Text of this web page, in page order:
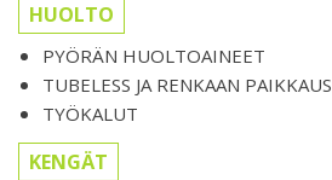
HUOLTO
PYÖRÄN HUOLTOAINEET
TUBELESS JA RENKAAN PAIKKAUS
TYÖKALUT
KENGÄT